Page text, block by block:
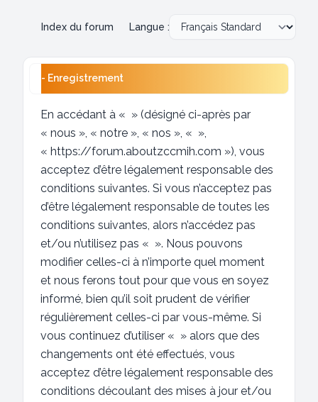
Index du forum Langue :
- Enregistrement
En accédant à « » (désigné ci-après par
« nous », « notre », « nos », « »,
« https://forum.aboutzccmih.com »), vous
acceptez d’être légalement responsable des
conditions suivantes. Si vous n’acceptez pas
d’être légalement responsable de toutes les
conditions suivantes, alors n’accédez pas
et/ou n’utilisez pas « ». Nous pouvons
modifier celles-ci à n’importe quel moment
et nous ferons tout pour que vous en soyez
informé, bien qu’il soit prudent de vérifier
régulièrement celles-ci par vous-même. Si
vous continuez d’utiliser « » alors que des
changements ont été effectués, vous
acceptez d’être légalement responsable des
conditions découlant des mises à jour et/ou